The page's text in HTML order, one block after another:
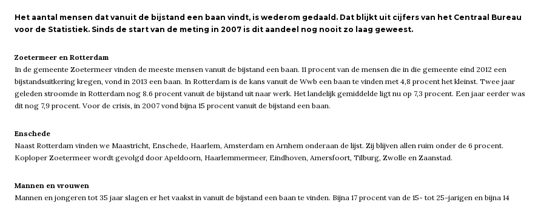
Het aantal mensen dat vanuit de bijstand een baan vindt, is wederom gedaald. Dat blijkt uit cijfers van het Centraal Bureau
voor de Statistiek. Sinds de start van de meting in 2007 is dit aandeel nog nooit zo laag geweest.
Zoetermeer en Rotterdam
In de gemeente Zoetermeer vinden de meeste mensen vanuit de bijstand een baan. 11 procent van de mensen die in die gemeente eind 2012 een
bijstandsuitkering kregen, vond in 2013 een baan. In Rotterdam is de kans vanuit de Wwb een baan te vinden met 4,8 procent het kleinst. Twee jaar
geleden stroomde in Rotterdam nog 8.6 procent vanuit de bijstand uit naar werk. Het landelijk gemiddelde ligt nu op 7,3 procent. Een jaar eerder was
dit nog 7,9 procent. Voor de crisis, in 2007 vond bijna 15 procent vanuit de bijstand een baan.
Enschede
Naast Rotterdam vinden we Maastricht, Enschede, Haarlem, Amsterdam en Arnhem onderaan de lijst. Zij blijven allen ruim onder de 6 procent.
Koploper Zoetermeer wordt gevolgd door Apeldoorn, Haarlemmermeer, Eindhoven, Amersfoort, Tilburg, Zwolle en Zaanstad.
Mannen en vrouwen
Mannen en jongeren tot 35 jaar slagen er het vaakst in vanuit de bijstand een baan te vinden. Bijna 17 procent van de 15- tot 25-jarigen en bijna 14